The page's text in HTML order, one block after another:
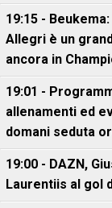
19:15 -
Allegri è un
ancora in
19:01 -
allenamenti ed
domani seduta
19:00 - DAZN,
Laurentiis al gol